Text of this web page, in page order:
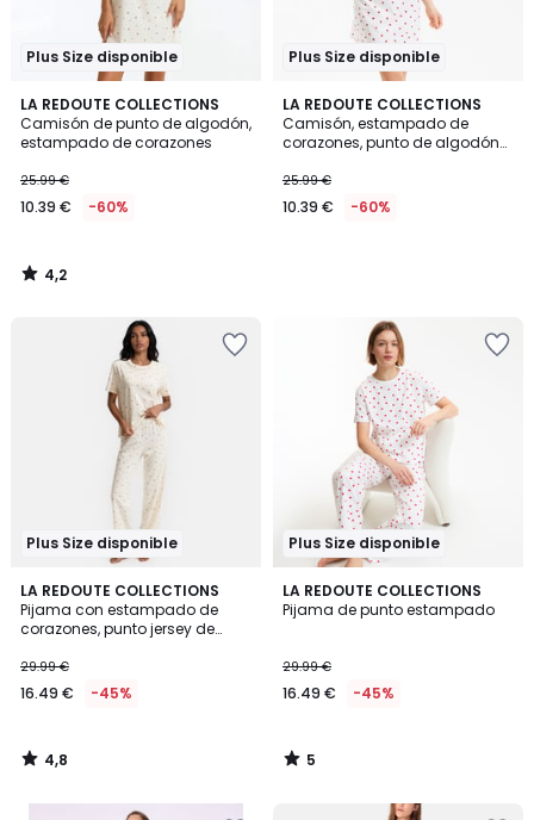
Plus Size disponible
LA REDOUTE COLLECTIONS
Camisón de punto de algodón,
estampado de corazones
€
en
de
25.99
25.99 €
10.39 € -60%
4,2
/ 5
4,2
/
Plus Size disponible
LA REDOUTE COLLECTIONS
Camisón, estampado de
corazones, punto de algodón
25.99 €
10.39 € -60%
Plus Size disponible
LA REDOUTE COLLECTIONS
Pijama con estampado de
corazones, punto jersey de
29.99 €
16.49 € -45%
4,8
/ 5
4,8
/
Plus Size disponible
LA REDOUTE COLLECTIONS
Pijama de punto estampado
29.99 €
16.49 € -45%
5
/
5
/